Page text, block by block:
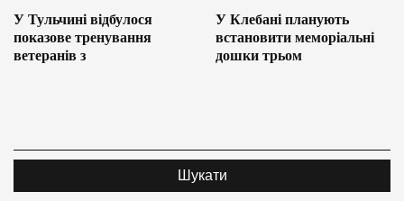
У Тульчині відбулося
показове тренування
ветеранів з
У Клебані планують
встановити меморіальні
дошки трьом